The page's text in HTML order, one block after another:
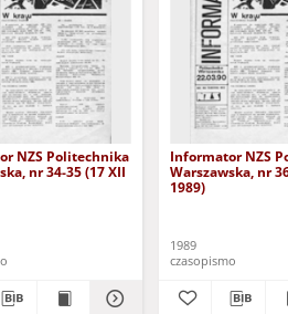
NZS Politechnika
nr 34-35 (17 XII
Informator NZS
Warszawska, nr
1989)
1989
czasopismo